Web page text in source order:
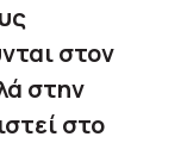
στον
στην
στο